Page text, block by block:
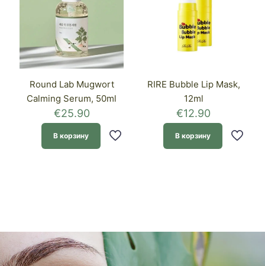
Round Lab Mugwort
Calming Serum, 50ml
€25.90
В корзину
RIRE Bubble Lip Mask,
12ml
€12.90
В корзину